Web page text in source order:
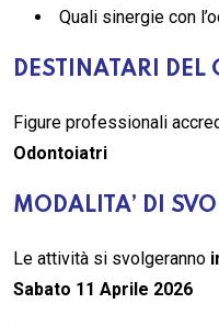
Quali sinergie con
DESTINATARI DEL
Figure professionali
Odontoiatri
MODALITA’ DI
Le attività si svolgeranno
Sabato 11 Aprile 2026